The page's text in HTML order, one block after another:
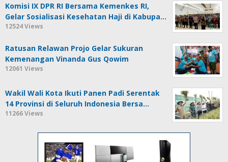
Komisi IX DPR RI Bersama Kemenkes RI,
Gelar Sosialisasi Kesehatan Haji di Kabupa…
12524 Views
Ratusan Relawan Projo Gelar Sukuran
Kemenangan Vinanda Gus Qowim
12061 Views
Wakil Wali Kota Ikuti Panen Padi Serentak
14 Provinsi di Seluruh Indonesia Bersa…
11266 Views